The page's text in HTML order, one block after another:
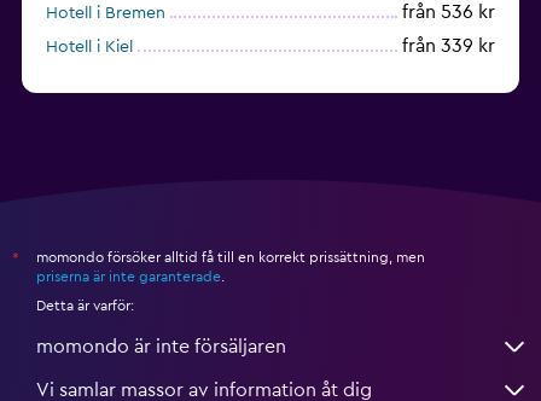
Hotell i Bremen från 536 kr
Hotell i Kiel från 339 kr
*
momondo försöker alltid få till en korrekt prissättning, men
priserna är inte garanterade
Detta är varför:
momondo är inte försäljaren
Vi samlar massor av information åt dig